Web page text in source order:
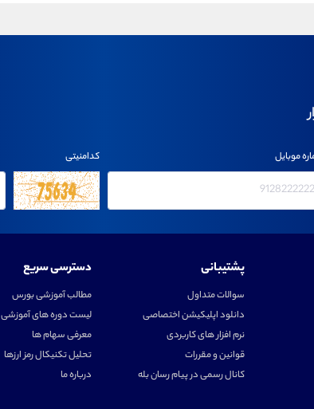
موبایل کدامنیتی
پشتیبانی
سوالات متداول
دانلود اپلیکیشن اختصاصی
نرم افزار های کاربردی
قوانین و مقررات
کانال رسمی در پیام رسان بله
دسترسی سریع
مطالب آموزشی بورس
لیست دوره های آموزشی
معرفی سهام ها
تحلیل تکنیکال رمز ارزها
درباره ما